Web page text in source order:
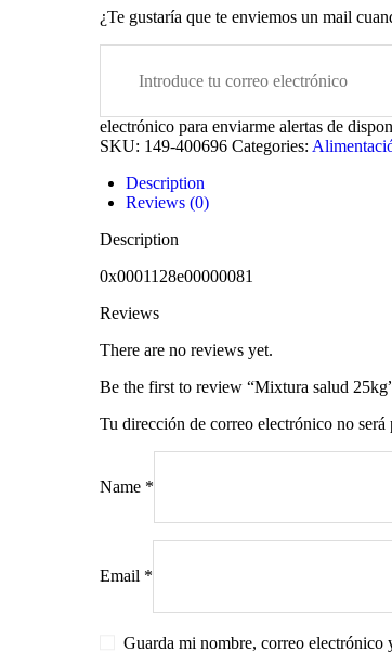
¿Te gustaría que te enviemos un mail
electrónico para enviarme alertas de
SKU: 149-400696 Categories:
Description
Reviews (0)
Description
0x0001128e00000081
Reviews
There are no reviews yet.
Be the first to review “Mixtura salud
Tu dirección de correo electrónico no será
Name *
Email *
Guarda mi nombre, correo electrónico